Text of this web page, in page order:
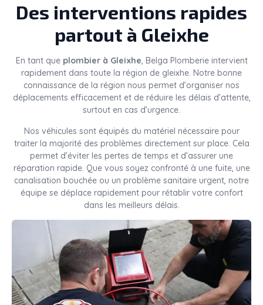
Des interventions rapides
partout à Gleixhe
En tant que plombier à Gleixhe, Belga Plomberie intervient
rapidement dans toute la région de gleixhe. Notre bonne
connaissance de la région nous permet d’organiser nos
déplacements efficacement et de réduire les délais d’attente,
surtout en cas d’urgence.
Nos véhicules sont équipés du matériel nécessaire pour
traiter la majorité des problèmes directement sur place. Cela
permet d’éviter les pertes de temps et d’assurer une
réparation rapide. Que vous soyez confronté à une fuite, une
canalisation bouchée ou un problème sanitaire urgent, notre
équipe se déplace rapidement pour rétablir votre confort
dans les meilleurs délais.